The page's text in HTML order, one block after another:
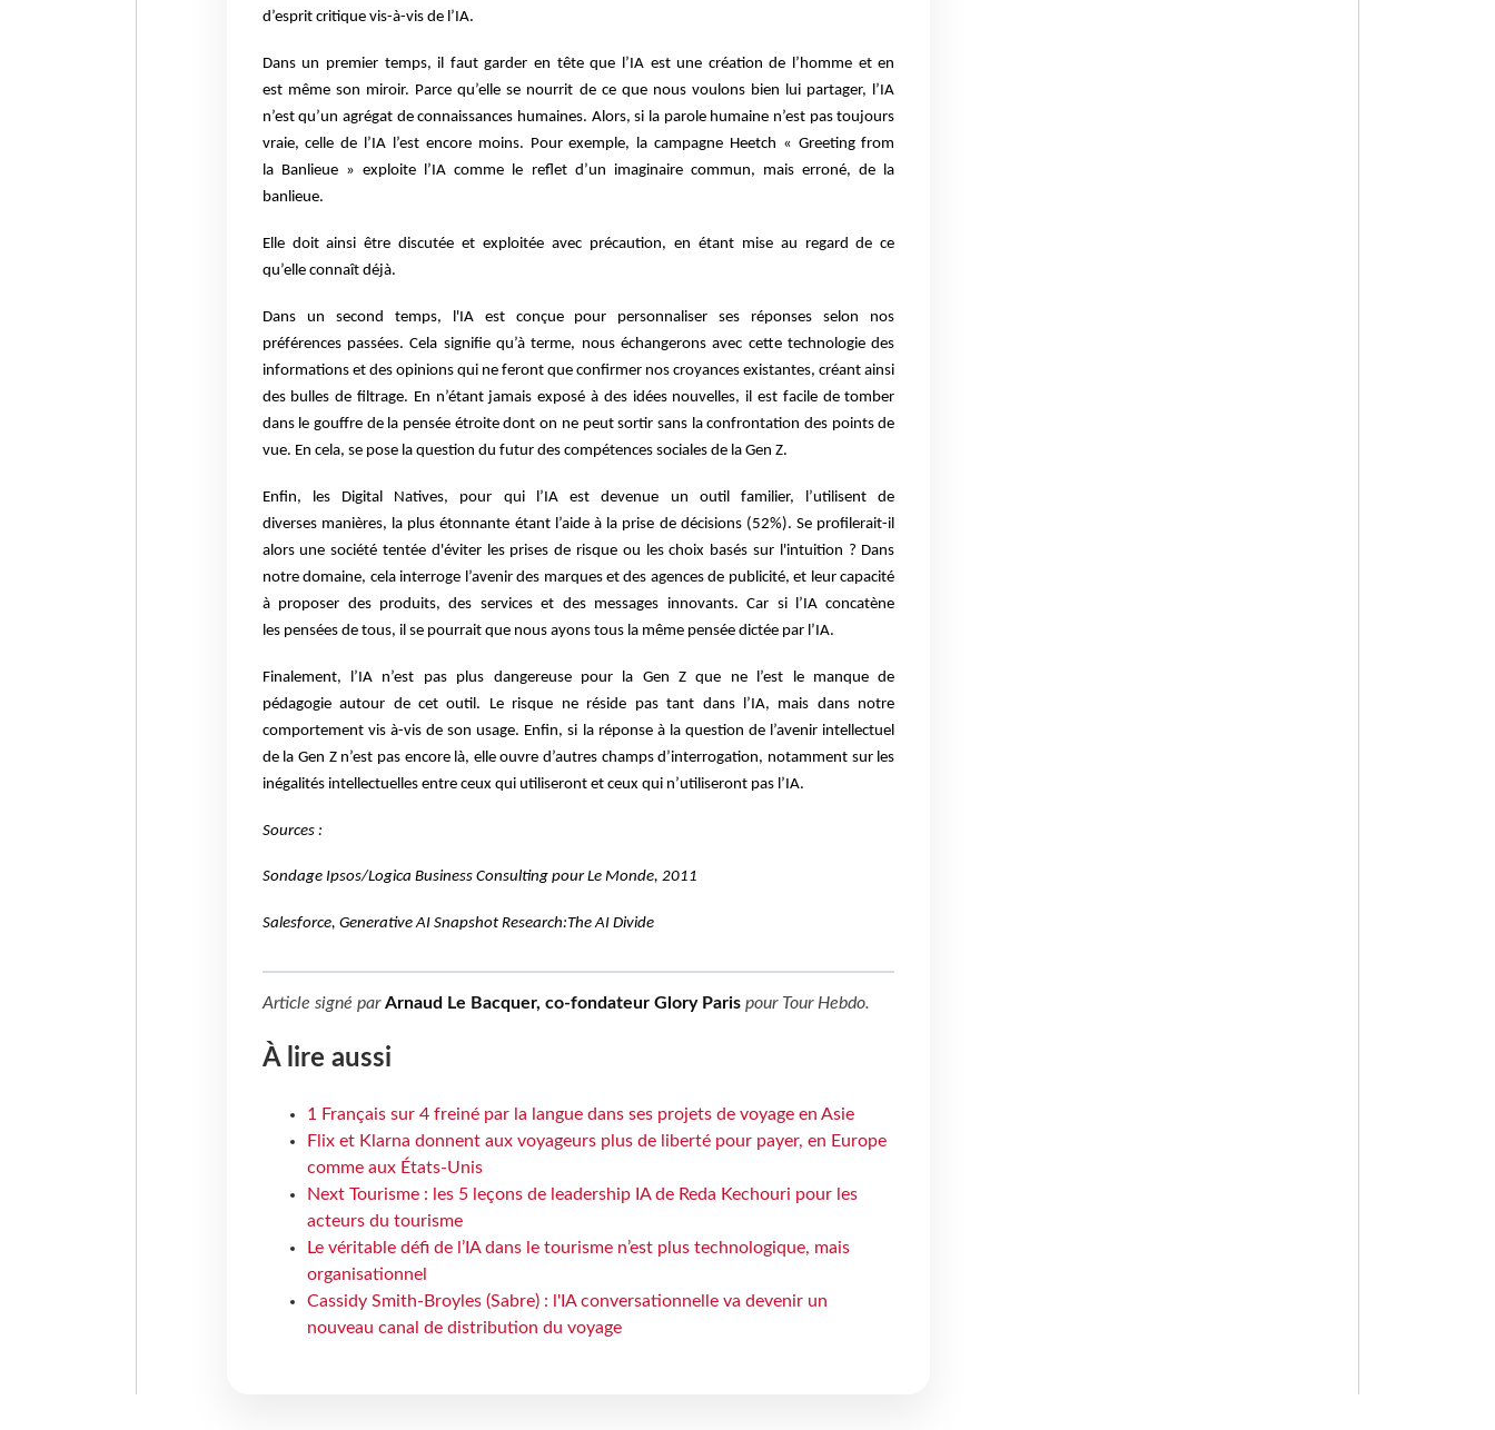
d’esprit critique vis-à-vis de l’IA.
Dans un premier temps, il faut garder en tête que l’IA est une création de l’homme et en
est même son miroir. Parce qu’elle se nourrit de ce que nous voulons bien lui partager, l’IA
n’estqu’un agrégat de connaissances humaines. Alors, si la parole humaine n’est pas toujours
vraie,celle de l’IA l’est encore moins. Pour exemple, la campagne Heetch « Greeting from
la Banlieue » exploite l’IA comme le reflet d’un imaginaire commun, mais erroné, de la
banlieue.
Elle doit ainsi être discutée et exploitée avec précaution, en étant mise au regard de ce
qu’elle connaît déjà.
Dans un second temps, l'IA est conçue pour personnaliser ses réponses selon nos
préférences passées. Cela signifie qu’à terme, nous échangerons avec cette technologie des
informations et des opinions qui ne feront que confirmer nos croyances existantes, créant ainsi
des bullesde filtrage. En n’étant jamais exposé à des idées nouvelles, il est facile de tomber
dans legouffre de la pensée étroite dont on ne peut sortir sans la confrontation des points de
vue. En cela, se pose la question du futur des compétences sociales de la Gen Z.
Enfin, les Digital Natives, pour qui l’IA est devenue un outil familier, l’utilisent de
diverses manières, la plus étonnante étant l’aide à la prise de décisions (52%). Se profilerait-il
alors unesociété tentée d'éviter les prises de risque ou les choix basés sur l'intuition ? Dans
notredomaine, cela interroge l’avenir des marques et des agences de publicité, et leur capacité
à proposer des produits, des services et des messages innovants. Car si l’IA concatène
les pensées de tous, il se pourrait que nous ayons tous la même pensée dictée par l’IA.
Finalement, l’IA n’est pas plus dangereuse pour la Gen Z que ne l’est le manque de
pédagogieautour de cet outil. Le risque ne réside pas tant dans l’IA, mais dans notre
comportement vis à-vis de son usage. Enfin, si la réponse à la question de l’avenir intellectuel
de la Gen Z n’est pas encore là, elle ouvre d’autres champs d’interrogation, notamment sur les
inégalités intellectuelles entre ceux qui utiliseront et ceux qui n’utiliseront pas l’IA.
Sources :
Sondage Ipsos/Logica Business Consulting pour Le Monde, 2011
Salesforce, Generative AI Snapshot Research:The AI Divide
Article signé parArnaud Le Bacquer, co-fondateur Glory Parispour Tour Hebdo.
À lire aussi
1 Français sur 4 freiné par la langue dans ses projets de voyage en Asie
Flix et Klarna donnent aux voyageurs plus de liberté pour payer, en Europe
comme aux États-Unis
Next Tourisme : les 5 leçons de leadership IA de Reda Kechouri pour les
acteurs du tourisme
Le véritable défi de l’IA dans le tourisme n’est plus technologique, mais
organisationnel
Cassidy Smith-Broyles (Sabre) : l'IA conversationnelle va devenir un
nouveau canal de distribution du voyage